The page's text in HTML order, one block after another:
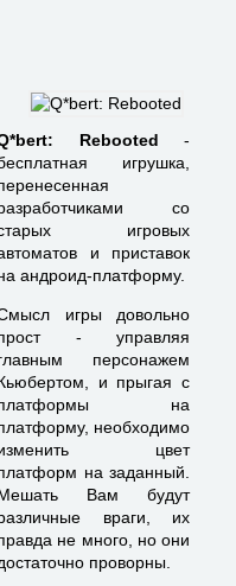
Rebooted -
игрушка,
со
игровых
и приставок
андроид-платформу.
игры довольно
- управляя
персонажем
и прыгая с
на
необходимо
цвет
на заданный.
Вам будут
враги, их
не много, но они
проворны.